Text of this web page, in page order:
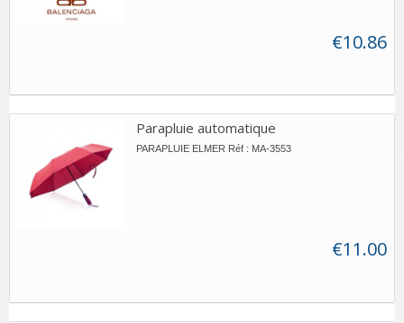
€10.86
Parapluie automatique
PARAPLUIE ELMER Réf : MA-3553
€11.00